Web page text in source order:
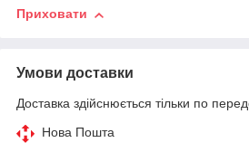
Приховати
Умови доставки
Доставка здійснюється тільки по
Нова Пошта